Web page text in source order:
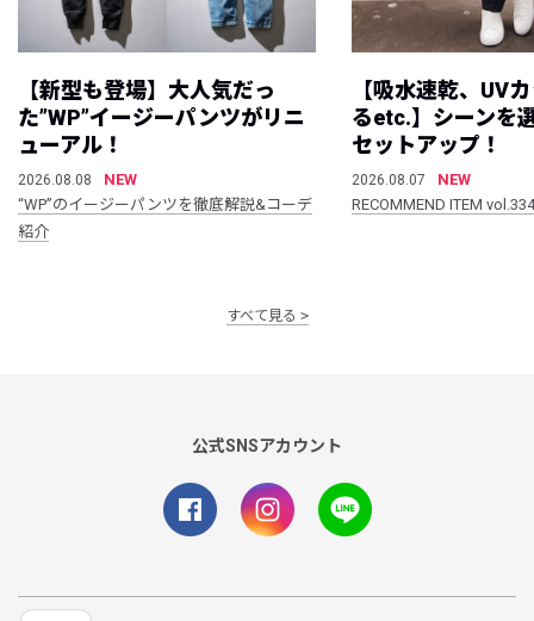
【新型も登場】大人気だっ
た”WP”イージーパンツがリニ
ューアル！
2026.08.08
NEW
“WP”のイージーパンツを徹底解説&コーデ
紹介
【吸水速乾、UV
るetc.】シーンを
セットアップ！
2026.08.07
NEW
RECOMMEND ITEM vol.334
すべて見る
公式SNSアカウント